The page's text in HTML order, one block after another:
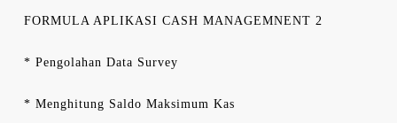
FORMULA APLIKASI CASH MANAGEMNENT 2
* Pengolahan Data Survey
* Menghitung Saldo Maksimum Kas